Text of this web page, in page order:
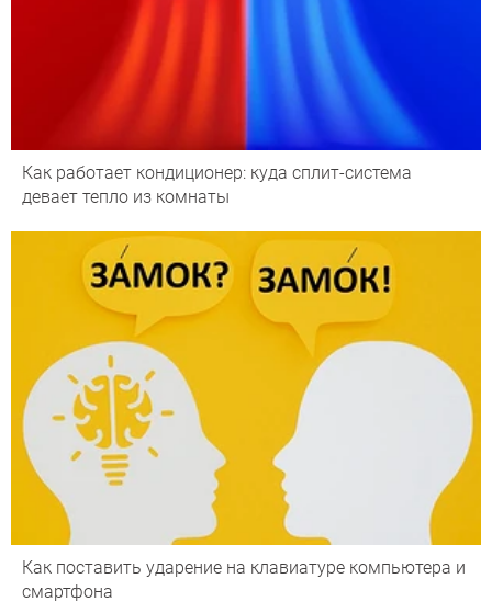
Как работает кондиционер: куда сплит-система
девает тепло из комнаты
Как поставить ударение на клавиатуре компьютера и
смартфона